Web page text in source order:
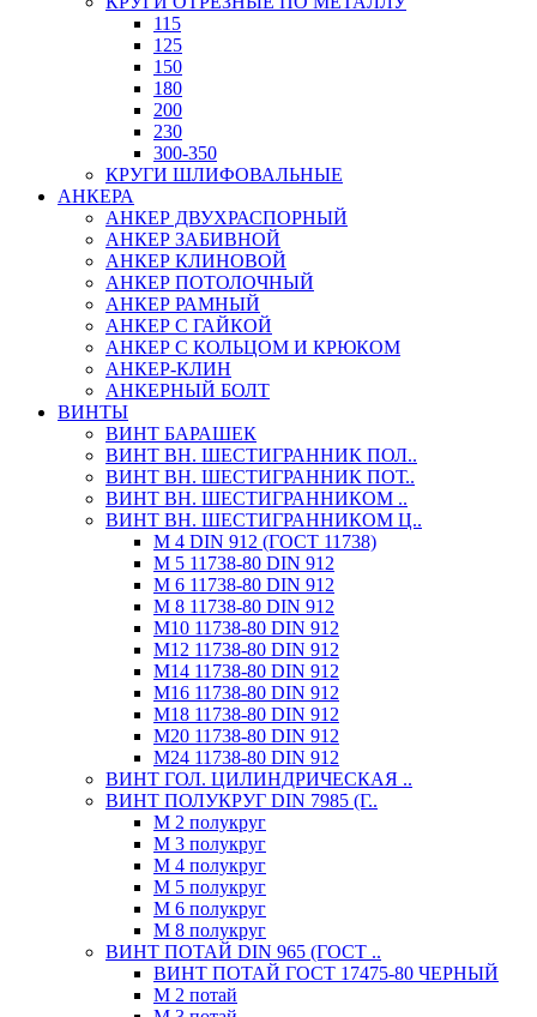
115
125
150
180
200
230
300-350
КРУГИ ШЛИФОВАЛЬНЫЕ
АНКЕРА
АНКЕР ДВУХРАСПОРНЫЙ
АНКЕР ЗАБИВНОЙ
АНКЕР КЛИНОВОЙ
АНКЕР ПОТОЛОЧНЫЙ
АНКЕР РАМНЫЙ
АНКЕР С ГАЙКОЙ
АНКЕР С КОЛЬЦОМ И КРЮКОМ
АНКЕР-КЛИН
АНКЕРНЫЙ БОЛТ
ВИНТЫ
ВИНТ БАРАШЕК
ВИНТ ВН. ШЕСТИГРАННИК ПОЛ..
ВИНТ ВН. ШЕСТИГРАННИК ПОТ..
ВИНТ ВН. ШЕСТИГРАННИКОМ ..
ВИНТ ВН. ШЕСТИГРАННИКОМ Ц..
М 4 DIN 912 (ГОСТ 11738)
М 5 11738-80 DIN 912
М 6 11738-80 DIN 912
М 8 11738-80 DIN 912
М10 11738-80 DIN 912
М12 11738-80 DIN 912
М14 11738-80 DIN 912
М16 11738-80 DIN 912
М18 11738-80 DIN 912
М20 11738-80 DIN 912
М24 11738-80 DIN 912
ВИНТ ГОЛ. ЦИЛИНДРИЧЕСКАЯ ..
ВИНТ ПОЛУКРУГ DIN 7985 (Г..
М 2 полукруг
М 3 полукруг
М 4 полукруг
М 5 полукруг
М 6 полукруг
М 8 полукруг
ВИНТ ПОТАЙ DIN 965 (ГОСТ ..
ВИНТ ПОТАЙ ГОСТ 17475-80 ЧЕРНЫЙ
М 2 потай